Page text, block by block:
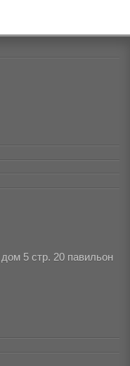
5 стр. 20 павильон